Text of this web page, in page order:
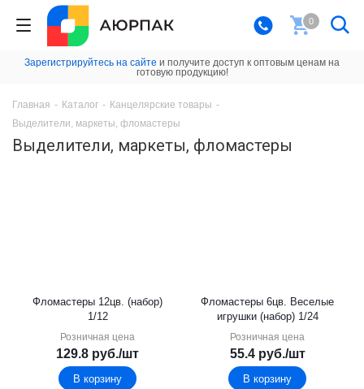
0
Зарегистрируйтесь на сайте и получите доступ к оптовым ценам на
готовую продукцию!
Главная - Каталог - Канцелярские товары -
Выделители, маркеты, фломастеры
Выделители, маркеты, фломастеры
Фломастеры 12цв. (набор)
1/12
Розничная цена
129.8 руб./шт
В корзину
Фломастеры 6цв. Веселые
игрушки (набор) 1/24
Розничная цена
55.4руб./шт
В корзину